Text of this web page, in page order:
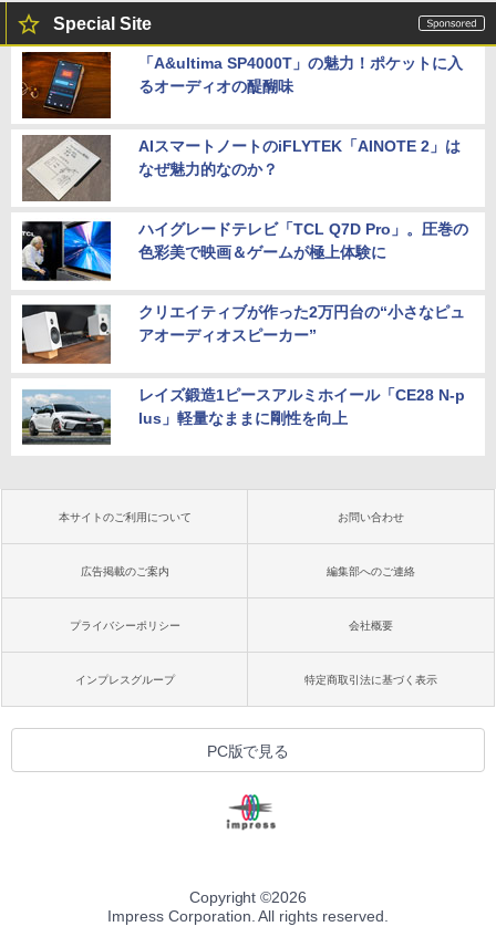
Special Site
「A&ultima SP4000T」の魅力！ポケットに入
るオーディオの醍醐味
AIスマートノートのiFLYTEK「AINOTE 2」は
なぜ魅力的なのか？
ハイグレードテレビ「TCL Q7D Pro」。圧巻の
色彩美で映画＆ゲームが極上体験に
クリエイティブが作った2万円台の“小さなピュ
アオーディオスピーカー”
レイズ鍛造1ピースアルミホイール「CE28 N-p
lus」軽量なままに剛性を向上
本サイトのご利用について お問い合わせ
広告掲載のご案内 編集部へのご連絡
プライバシーポリシー 会社概要
インプレスグループ 特定商取引法に基づく表示
PC版で見る
Copyright ©2026
Impress Corporation. All rights reserved.